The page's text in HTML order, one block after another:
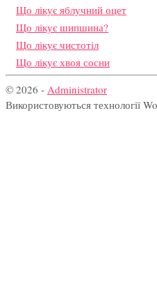
Що лікує яблучний оцет
Що лікує шипшина?
Що лікує чистотіл
Що лікує хвоя сосни
© 2026 - Administrator
Використовуються технології